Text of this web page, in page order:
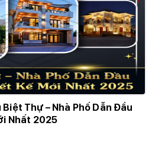
Thự – Nhà Phố Dẫn Đầu
Nhất 2025